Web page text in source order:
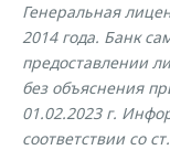
Генеральная
2014 года. Банк
предоставлении
без объяснения
01.02.2023 г.
соответствии со